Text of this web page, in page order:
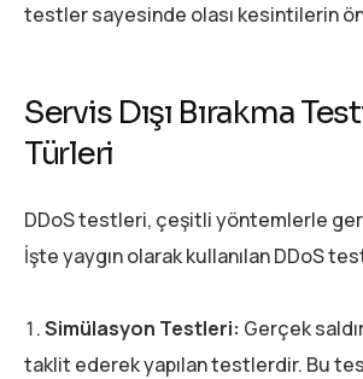
testler sayesinde olası kesintilerin
Servis Dışı Bırakma
Türleri
DDoS testleri, çeşitli yöntemlerle
İşte yaygın olarak kullanılan DDoS
Simülasyon Testleri: Gerçek
taklit ederek yapılan testlerdir. Bu